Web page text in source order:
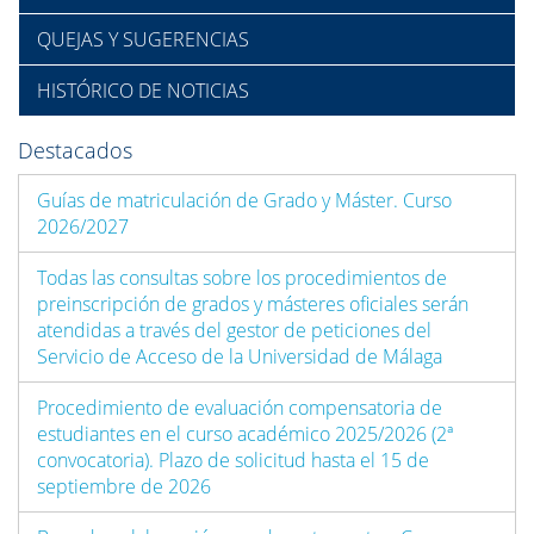
QUEJAS Y SUGERENCIAS
HISTÓRICO DE NOTICIAS
Destacados
Guías de matriculación de Grado y Máster. Curso
2026/2027
Todas las consultas sobre los procedimientos de
preinscripción de grados y másteres oficiales serán
atendidas a través del gestor de peticiones del
Servicio de Acceso de la Universidad de Málaga
Procedimiento de evaluación compensatoria de
estudiantes en el curso académico 2025/2026 (2ª
convocatoria). Plazo de solicitud hasta el 15 de
septiembre de 2026